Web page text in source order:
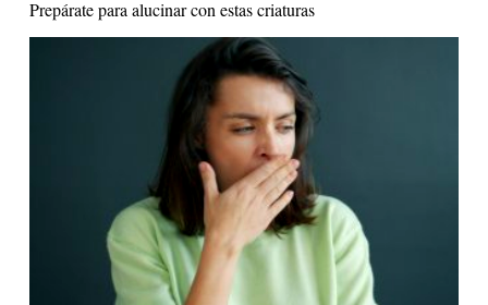
Prepárate para alucinar con estas criaturas